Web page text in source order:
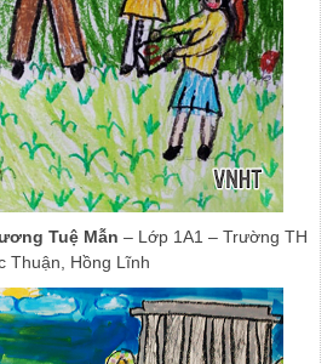
Tuệ Mẫn – Lớp 1A1 – Trường TH
Thuận, Hồng Lĩnh